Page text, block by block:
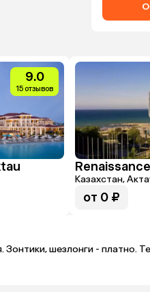
9.0
15 отзывов
Казахстан,
от 0 ₽
шезлонги - платно.